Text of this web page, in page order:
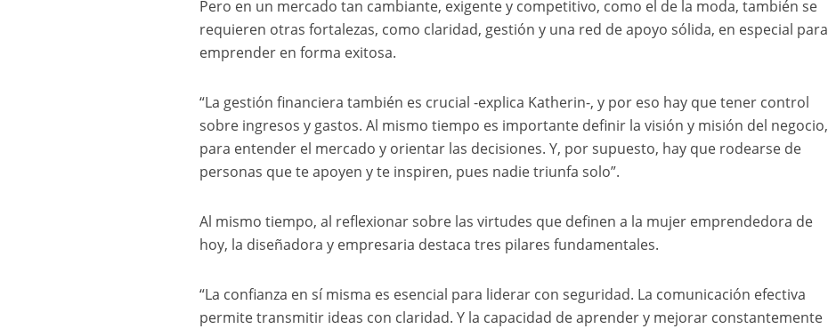
Pero en un mercado tan cambiante, exigente y competitivo, como el de la moda, también se
requieren otras fortalezas, como claridad, gestión y una red de apoyo sólida, en especial para
emprender en forma exitosa.
“La gestión financiera también es crucial -explica Katherin-, y por eso hay que tener control
sobre ingresos y gastos. Al mismo tiempo es importante definir la visión y misión del negocio,
para entender el mercado y orientar las decisiones. Y, por supuesto, hay que rodearse de
personas que te apoyen y te inspiren, pues nadie triunfa solo”.
Al mismo tiempo, al reflexionar sobre las virtudes que definen a la mujer emprendedora de
hoy, la diseñadora y empresaria destaca tres pilares fundamentales.
“La confianza en sí misma es esencial para liderar con seguridad. La comunicación efectiva
permite transmitir ideas con claridad. Y la capacidad de aprender y mejorar constantemente